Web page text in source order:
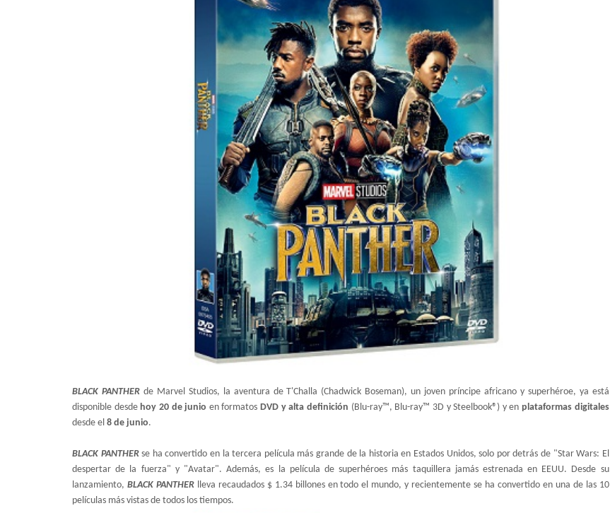
BLACK PANTHERde Marvel Studios, la aventura de T'Challa (Chadwick Boseman), un joven príncipe africano y superhéroe, ya está
disponible desde hoy 20 de junio en formatosDVD y alta definición (Blu-ray™, Blu-ray™ 3D y Steelbook®) y enplataformas digitales
desde el 8 de junio.
BLACK PANTHERse ha convertido en la tercera película más grande de la historia en Estados Unidos, solo por detrás de "Star Wars: El
despertar de la fuerza" y "Avatar". Además, es la película de superhéroes más taquillera jamás estrenada en EEUU. Desde su
lanzamiento, BLACK PANTHERlleva recaudados $ 1.34 billones en todo el mundo, y recientemente se ha convertido en una de las 10
películas más vistas de todos los tiempos.